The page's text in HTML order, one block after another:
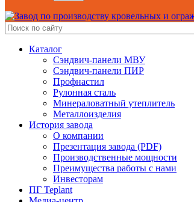
Каталог
Сэндвич-панели МВУ
Сэндвич-панели ПИР
Профнастил
Рулонная сталь
Минераловатный утеплитель
Металлоизделия
История завода
О компании
Презентация завода (PDF)
Производственные мощности
Преимущества работы с нами
Инвесторам
ПГ Teplant